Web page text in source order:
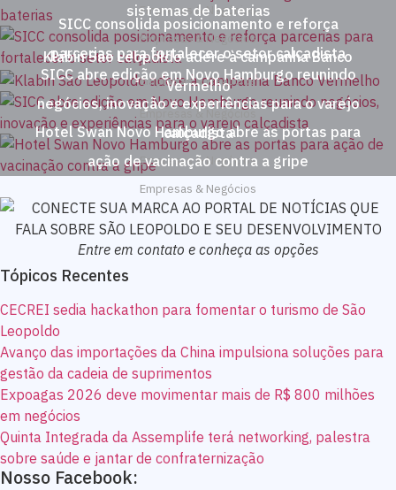
Empresas & Negócios
sistemas de baterias
Empresas & Negócios
SICC consolida posicionamento e reforça
parcerias para fortalecer o setor calçadista
Empresas & Negócios
Klabin São Leopoldo adere à campanha Banco
Vermelho
Empresas & Negócios
SICC abre edição em Novo Hamburgo reunindo
negócios, inovação e experiências para o varejo
calçadista
Empresas & Negócios
Hotel Swan Novo Hamburgo abre as portas para
ação de vacinação contra a gripe
Empresas & Negócios
Entre em contato e conheça as opções
Tópicos Recentes
CECREI sedia hackathon para fomentar o turismo de São
Leopoldo
Avanço das importações da China impulsiona soluções para
gestão da cadeia de suprimentos
Expoagas 2026 deve movimentar mais de R$ 800 milhões
em negócios
Quinta Integrada da Assemplife terá networking, palestra
sobre saúde e jantar de confraternização
Nosso Facebook: